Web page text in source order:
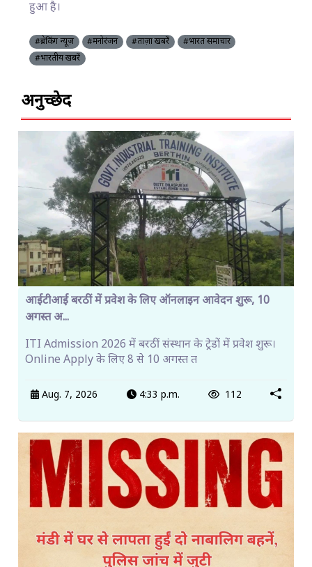
हुआ है।
#ब्रेकिंग न्यूज़ #मनोरंजन #ताज़ा खबरें
#भारत समाचार
#भारतीय खबरें
अनुच्छेद
आईटीआई बरठीं में प्रवेश के लिए ऑनलाइन आवेदन शुरू, 10
अगस्त अ...
ITI Admission 2026 में बरठीं संस्थान के ट्रेडों में प्रवेश शुरू।
Online Apply के लिए 8 से 10 अगस्त त
Aug. 7, 2026 4:33 p.m. 112